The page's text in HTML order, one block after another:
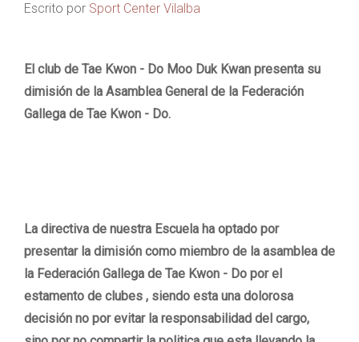
Escrito por Sport Center Vilalba
El club de Tae Kwon - Do Moo Duk Kwan presenta su
dimisión de la Asamblea General de la Federación
Gallega de Tae Kwon - Do.
La directiva de nuestra Escuela ha optado por
presentar la dimisión como miembro de la asamblea de
la Federación Gallega de Tae Kwon - Do por el
estamento de clubes , siendo esta una dolorosa
decisión no por evitar la responsabilidad del cargo,